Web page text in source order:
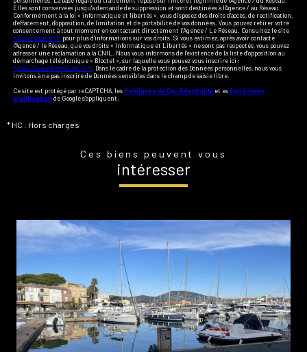
Elles sont conservées jusqu'à demande de suppression et sont destinées à l'Agence / au Réseau.
Conformément à la loi « informatique et libertés », vous disposez des droits d’accès, de rectification,
d’effacement, d’opposition, de limitation et de portabilité de vos données. Vous pouvez retirer votre
consentement à tout moment en contactant directement l’Agence / Le Réseau. Consultez le site
https://cnil.fr/fr pour plus d’informations sur vos droits. Si vous estimez, après avoir contacté
l'Agence / le Réseau, que vos droits « Informatique et Libertés » ne sont pas respectés, vous pouvez
adresser une réclamation à la CNIL. Nous vous informons de l’existence de la liste d'opposition au
démarchage téléphonique « Bloctel », sur laquelle vous pouvez vous inscrire ici :
https://www.bloctel.gouv.fr. Dans le cadre de la protection des Données personnelles, nous vous
invitons à ne pas inscrire de Données sensibles dans le champ de saisie libre.
Ce site est protégé par reCAPTCHA, lesPolitiques de Confidentialité et esConditions
d'utilisation de Google s'appliquent.
* HC : Hors charges
Ces biens peuvent vous
intéresser
voir le bien